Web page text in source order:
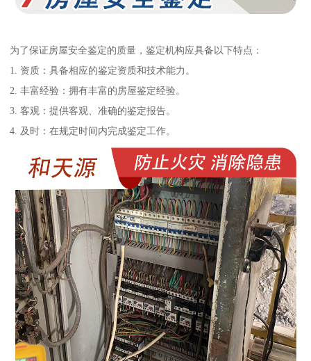
为了保证房屋安全鉴定的质量，鉴定机构应具备以下特点：
1. 资质：具备相应的鉴定资质和技术能力。
2. 丰富经验：拥有丰富的房屋鉴定经验。
3. 客观：提供客观、准确的鉴定报告。
4. 及时：在规定时间内完成鉴定工作。